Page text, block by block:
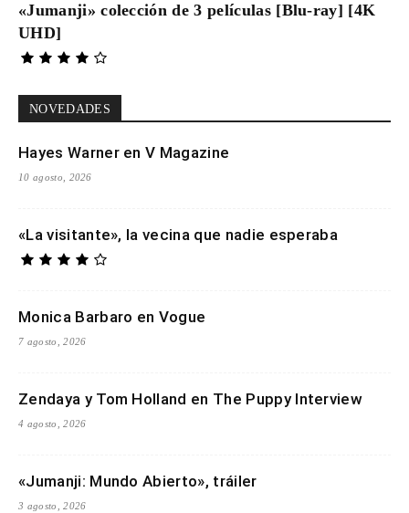
«Jumanji» colección de 3 películas [Blu-ray] [4K
UHD]
NOVEDADES
Hayes Warner en V Magazine
10 agosto, 2026
«La visitante», la vecina que nadie esperaba
Monica Barbaro en Vogue
7 agosto, 2026
Zendaya y Tom Holland en The Puppy Interview
4 agosto, 2026
«Jumanji: Mundo Abierto», tráiler
3 agosto, 2026